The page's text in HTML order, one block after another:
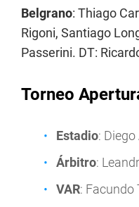
Belgrano: Thiago
Rigoni, Santiago
Passerini. DT:
Torneo
Estadio:
Árbitro:
VAR: Facundo